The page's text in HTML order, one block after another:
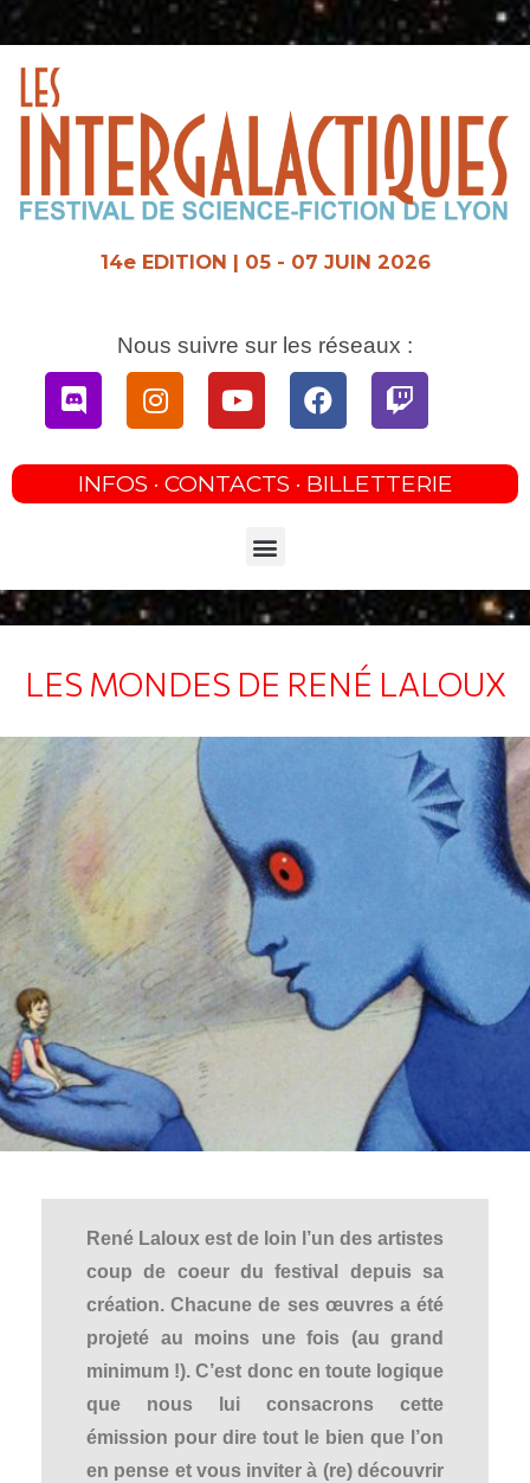
Aller
14e EDITION | 05 - 07 JUIN 2026
Nous suivre sur les réseaux :
DiscordInstagramYoutubeFacebookTwitch
INFOS · CONTACTS · BILLETTERIE
Menu
LES MONDES DE RENÉ LALOUX
René Laloux est de loin l’un des artistes
coup de coeur du festival depuis sa
création. Chacune de ses œuvres a été
projeté au moins une fois (au grand
minimum !). C’est donc en toute logique
que nous lui consacrons cette
émission pour dire tout le bien que l’on
en pense et vous inviter à (re) découvrir